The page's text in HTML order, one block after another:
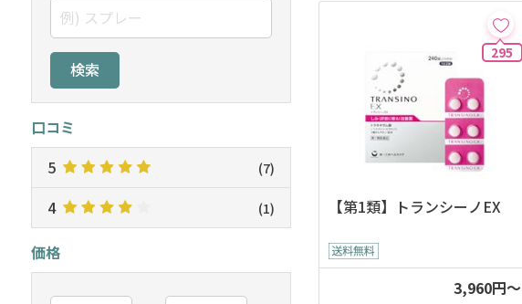
検索
口コミ
5
(7)
4 (1)
価格
295
【第1類】トランシーノEX
3,960円～